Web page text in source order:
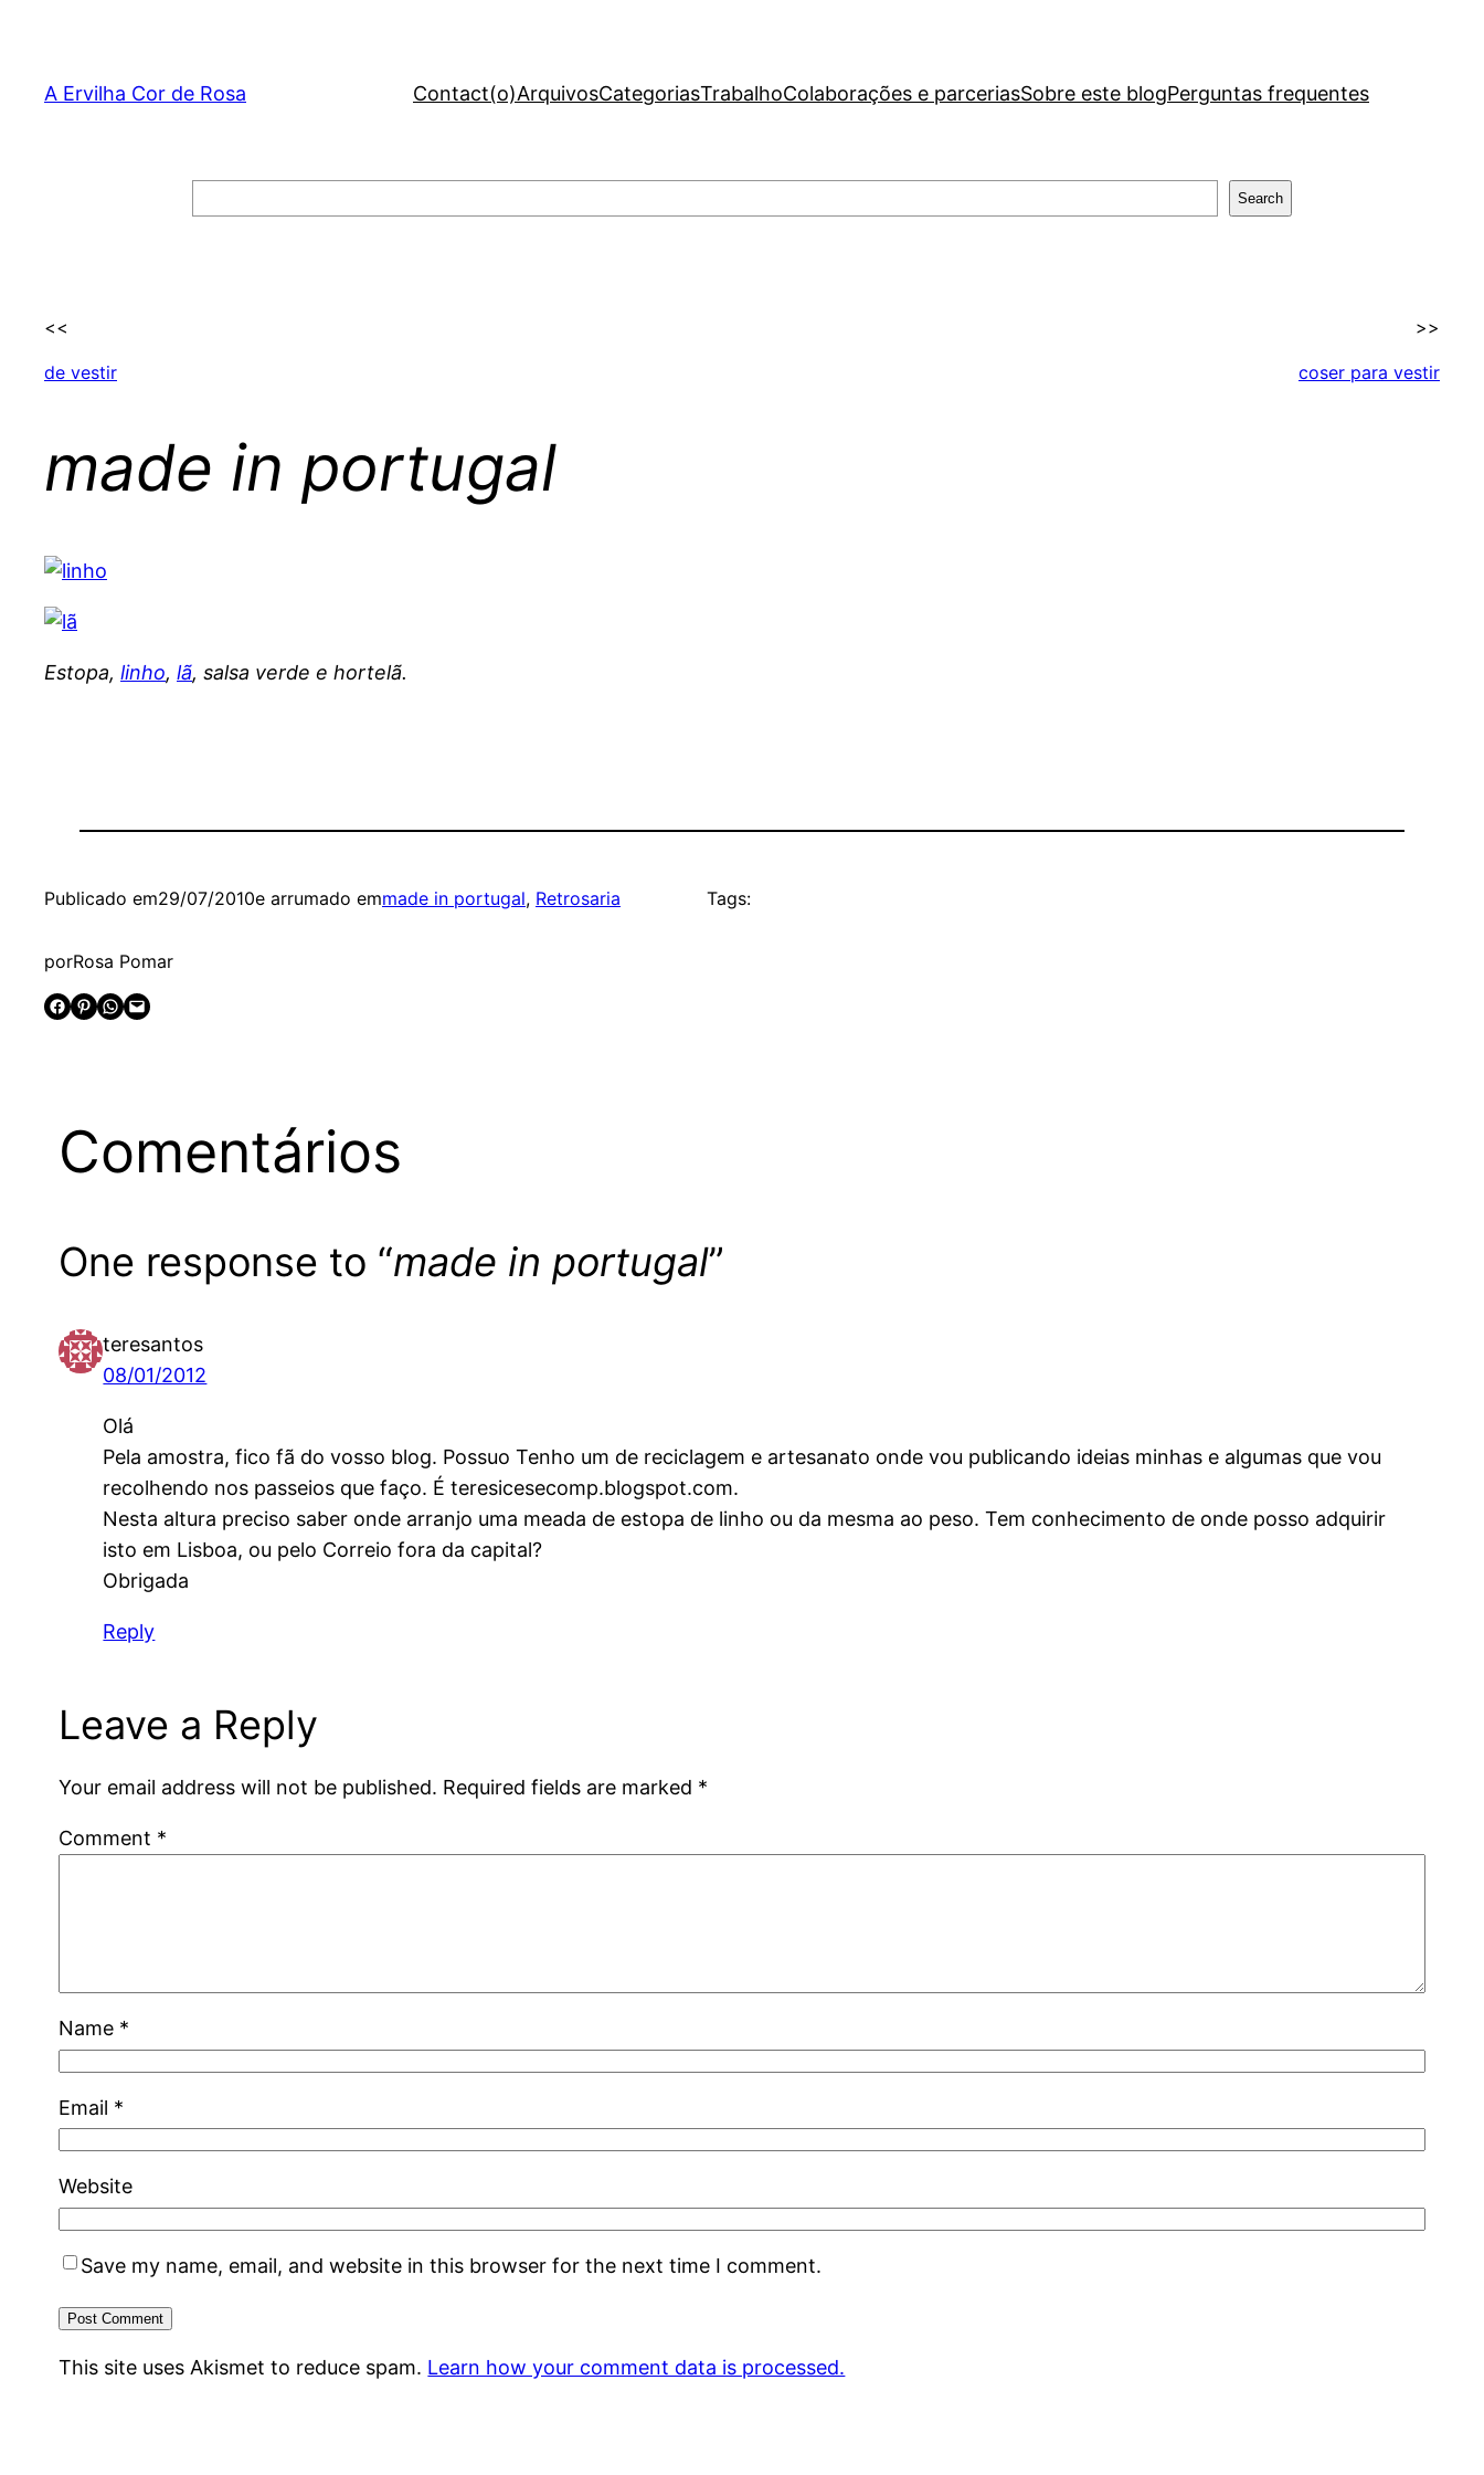
content
A Ervilha Cor de Rosa Contact(o)ArquivosCategoriasTrabalhoColaborações e parceriasSobre este blogPerguntas frequentes
Search
<<
de vestir
>>
coser para vestir
made in portugal
Estopa, linho, lã, salsa verde e hortelã.
Publicado em29/07/2010e arrumado emmade in portugal, Retrosaria
porRosa Pomar
Share on Facebook
Share on Pinterest Share on WhatsApp Email this Page
Tags:
Comentários
One response to “made in portugal”
teresantos
08/01/2012
Olá
Pela amostra, fico fã do vosso blog. Possuo Tenho um de reciclagem e artesanato onde vou publicando ideias minhas e algumas que vou
recolhendo nos passeios que faço. É teresicesecomp.blogspot.com.
Nesta altura preciso saber onde arranjo uma meada de estopa de linho ou da mesma ao peso. Tem conhecimento de onde posso adquirir
isto em Lisboa, ou pelo Correio fora da capital?
Obrigada
Reply
Leave a Reply
Your email address will not be published. Required fields are marked *
Comment *
Name *
Email *
Website
Save my name, email, and website in this browser for the next time I comment.
This site uses Akismet to reduce spam. Learn how your comment data is processed.